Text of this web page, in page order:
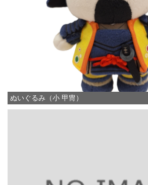
ぬいぐるみ（小 甲冑）